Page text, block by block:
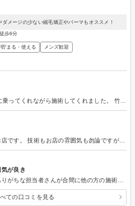
メージの少ない縮毛矯正やパーマもオススメ！
歩6分
貯まる・使える メンズ歓迎
遠くからでも通いたくなるお店です。 技術もお店の雰囲気も勿論ですが、何より竹内さんのお人柄が素敵です。
が良き
ての口コミを見る